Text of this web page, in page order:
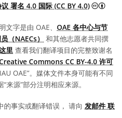
署名 4.0 国际 (CC BY 4.0) 知识
文字是由 OAE、 OAE 各中心与节
（NAECs）
和其他志愿者共同撰
里 查看我们翻译项目的完整致谢名
Commons CC BY-4.0 许可
OAE”。媒体文件本身可能有不同
来源”部分注明相应来源。
的事实或翻译错误， 请向 发邮件 联